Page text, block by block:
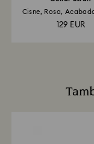
aplicarse el
Cisne, Rosa,
129 EUR